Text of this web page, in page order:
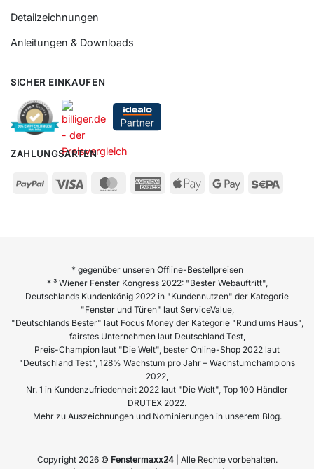
Detailzeichnungen
Anleitungen & Downloads
SICHER EINKAUFEN
ZAHLUNGSARTEN
* gegenüber unseren Offline-Bestellpreisen
* ³ Wiener Fenster Kongress 2022: "Bester Webauftritt",
Deutschlands Kundenkönig 2022 in "Kundennutzen" der Kategorie
"Fenster und Türen" laut ServiceValue,
"Deutschlands Bester" laut Focus Money der Kategorie "Rund ums Haus",
fairstes Unternehmen laut Deutschland Test,
Preis-Champion laut "Die Welt", bester Online-Shop 2022 laut
"Deutschland Test", 128% Wachstum pro Jahr – Wachstumchampions
2022,
Nr. 1 in Kundenzufriedenheit 2022 laut "Die Welt", Top 100 Händler
DRUTEX 2022.
Mehr zu Auszeichnungen und Nominierungen in unserem Blog.
Copyright 2026 © Fenstermaxx24| Alle Rechte vorbehalten.